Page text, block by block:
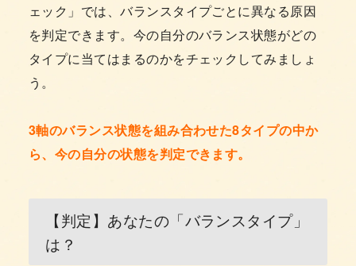
ェック」では、バランスタイプごとに異なる原因
を判定できます。今の自分のバランス状態がどの
タイプに当てはまるのかをチェックしてみましょ
う。
3軸のバランス状態を組み合わせた8タイプの中か
ら、今の自分の状態を判定できます。
【判定】あなたの「バランスタイプ」
は？